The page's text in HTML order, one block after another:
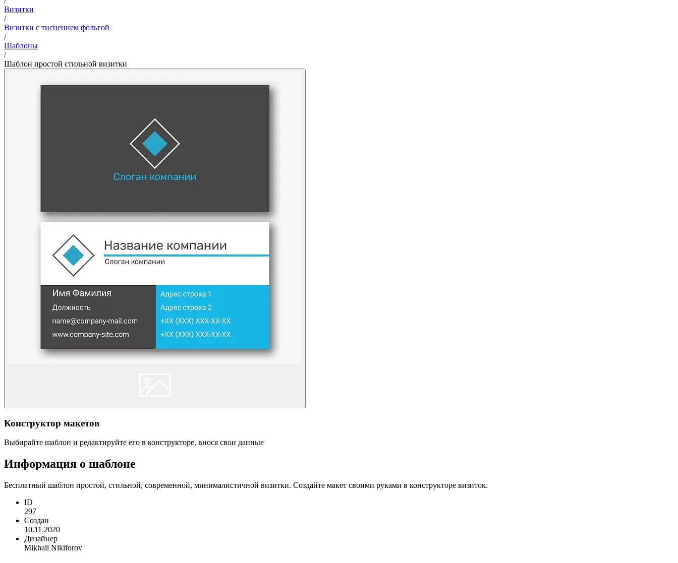
Визитки
/
Визитки с тиснением фольгой
/
Шаблоны
/
Шаблон простой стильной визитки
Конструктор макетов
Выбирайте шаблон и редактируйте его в конструкторе, внося свои данные
Информация о шаблоне
Бесплатный шаблон простой, стильной, современной, минималистичной визитки. Создайте макет своими руками в конструкторе визиток.
ID
297
Создан
10.11.2020
Дизайнер
Mikhail Nikiforov